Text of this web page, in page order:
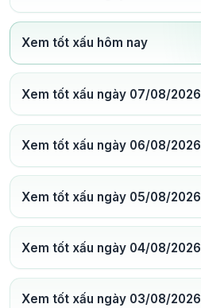
Xem tốt xấu hôm nay
Xem tốt xấu ngày 07/08/2026
Xem tốt xấu ngày 06/08/2026
Xem tốt xấu ngày 05/08/2026
Xem tốt xấu ngày 04/08/2026
Xem tốt xấu ngày 03/08/2026